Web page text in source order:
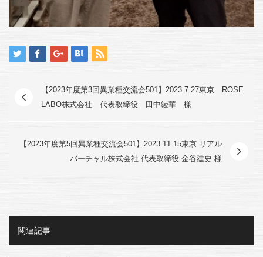
【2023年度第3回異業種交流会501】2023.7.27東京 ROSE
LABO株式会社 代表取締役 田中綾華 様
【2023年度第5回異業種交流会501】2023.11.15東京 リアル
バーチャル株式会社 代表取締役 金谷建史 様
関連記事